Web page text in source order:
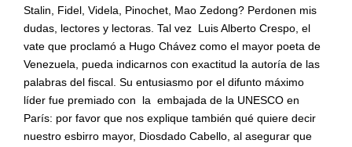
Stalin, Fidel, Videla, Pinochet, Mao Zedong? Perdonen mis
dudas, lectores y lectoras. Tal vez Luis Alberto Crespo, el
vate que proclamó a Hugo Chávez como el mayor poeta de
Venezuela, pueda indicarnos con exactitud la autoría de las
palabras del fiscal. Su entusiasmo por el difunto máximo
líder fue premiado con la embajada de la UNESCO en
París: por favor que nos explique también qué quiere decir
nuestro esbirro mayor, Diosdado Cabello, al asegurar que